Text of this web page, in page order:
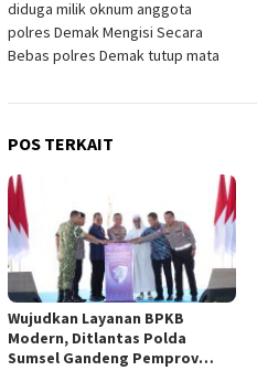
diduga milik oknum anggota
polres Demak Mengisi Secara
Bebas polres Demak tutup mata
POS TERKAIT
Wujudkan Layanan BPKB
Modern, Ditlantas Polda
Sumsel Gandeng Pemprov